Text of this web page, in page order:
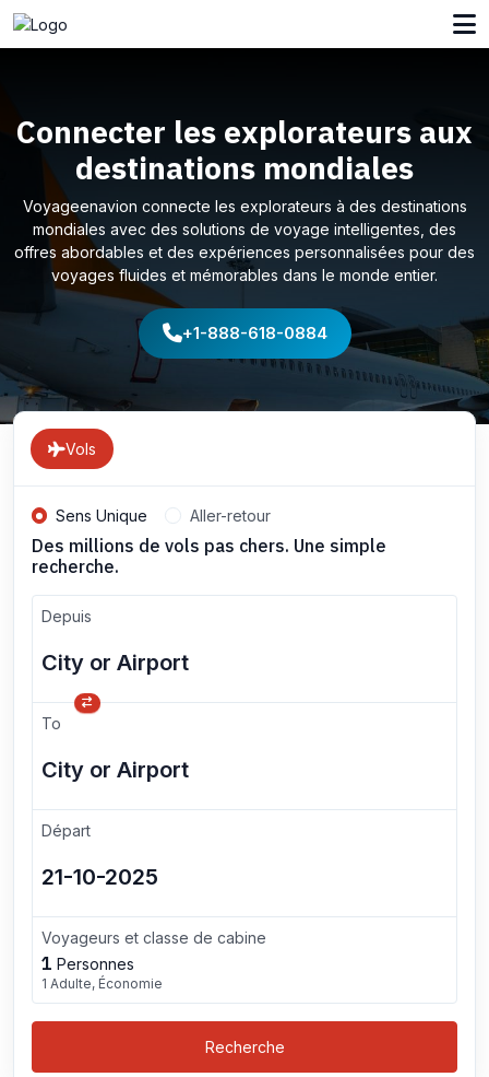
Connecter les explorateurs aux
destinations mondiales
Voyageenavion connecte les explorateurs à des destinations
mondiales avec des solutions de voyage intelligentes, des
offres abordables et des expériences personnalisées pour des
voyages fluides et mémorables dans le monde entier.
+1-888-618-0884
Vols
Sens Unique Aller-retour
Des millions de vols pas chers. Une simple
recherche.
Depuis
To
Départ
Voyageurs et classe de cabine
1 Personnes
1 Adulte, Économie
Recherche